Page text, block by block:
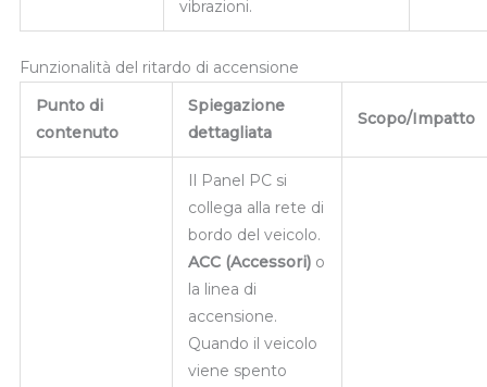
vibrazioni.
Funzionalità del ritardo di accensione
Punto di
contenuto
Spiegazione
dettagliata
Scopo/Impatto
Il Panel PC si
collega alla rete di
bordo del veicolo.
ACC (Accessori) o
la linea di
accensione.
Quando il veicolo
viene spento